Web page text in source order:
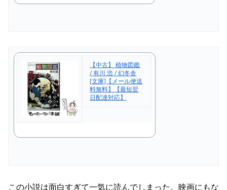
【中古】 植物図鑑
/ 有川 浩 / 幻冬舎
[文庫]【メール便送
料無料】【最短翌
日配達対応】
この小説は面白すぎて一気に読んでしまった。映画にもな